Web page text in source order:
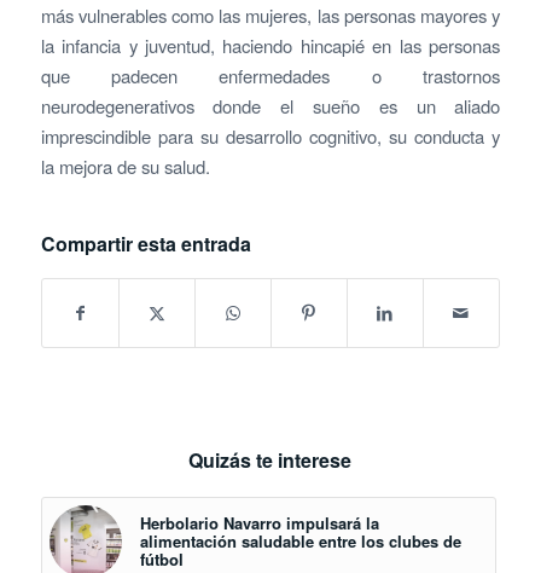
más vulnerables como las mujeres, las personas mayores y
la infancia y juventud, haciendo hincapié en las personas
que padecen enfermedades o trastornos
neurodegenerativos donde el sueño es un aliado
imprescindible para su desarrollo cognitivo, su conducta y
la mejora de su salud.
Compartir esta entrada
Quizás te interese
Herbolario Navarro impulsará la
alimentación saludable entre los clubes de
fútbol